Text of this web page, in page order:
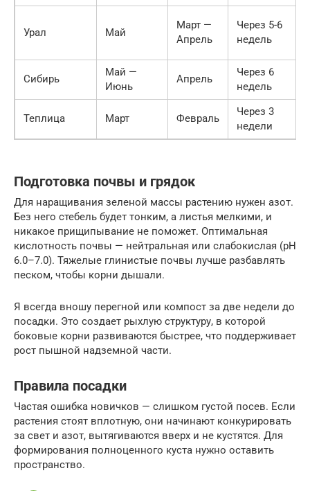
Урал Май
Март —
Апрель
Через 5-6
недель
Сибирь
Май —
Июнь
Апрель
Через 6
недель
Теплица Март Февраль
Через 3
недели
Подготовка почвы и грядок
Для наращивания зеленой массы растению нужен азот.
Без него стебель будет тонким, а листья мелкими, и
никакое прищипывание не поможет. Оптимальная
кислотность почвы — нейтральная или слабокислая (pH
6.0–7.0). Тяжелые глинистые почвы лучше разбавлять
песком, чтобы корни дышали.
Я всегда вношу перегной или компост за две недели до
посадки. Это создает рыхлую структуру, в которой
боковые корни развиваются быстрее, что поддерживает
рост пышной надземной части.
Правила посадки
Частая ошибка новичков — слишком густой посев. Если
растения стоят вплотную, они начинают конкурировать
за свет и азот, вытягиваются вверх и не кустятся. Для
формирования полноценного куста нужно оставить
пространство.